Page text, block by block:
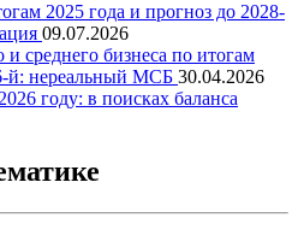
2025 года и прогноз до 2028-
09.07.2026
среднего бизнеса по итогам
й: нереальный МСБ 30.04.2026
году: в поисках баланса